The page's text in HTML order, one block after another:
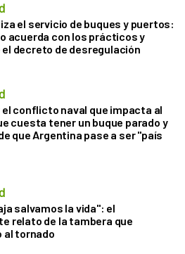
el servicio de buques y puertos:
acuerda con los prácticos y
decreto de desregulación
conflicto naval que impacta al
cuesta tener un buque parado y
que Argentina pase a ser "país
salvamos la vida": el
relato de la tambera que
al tornado